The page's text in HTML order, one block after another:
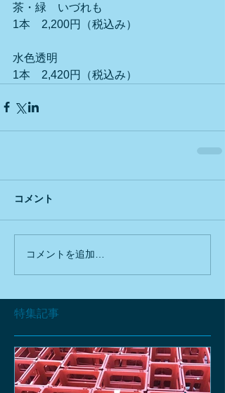
特集記事
茶・緑　いづれも
1本　2,200円（税込み）
水色透明
1本　2,420円（税込み）
コメント
コメントを追加…